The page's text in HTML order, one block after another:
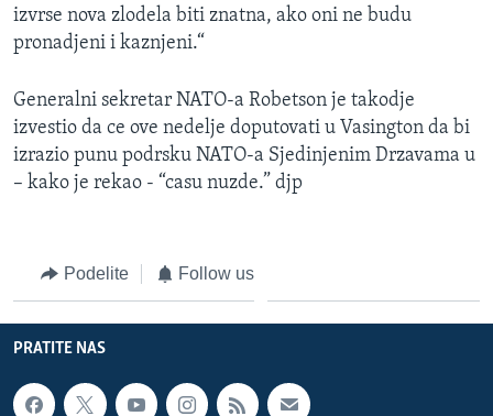
izvrse nova zlodela biti znatna, ako oni ne budu
pronadjeni i kaznjeni.“
Generalni sekretar NATO-a Robetson je takodje
izvestio da ce ove nedelje doputovati u Vasington da bi
izrazio punu podrsku NATO-a Sjedinjenim Drzavama u
– kako je rekao - “casu nuzde.” djp
Podelite Follow us
PRATITE NAS